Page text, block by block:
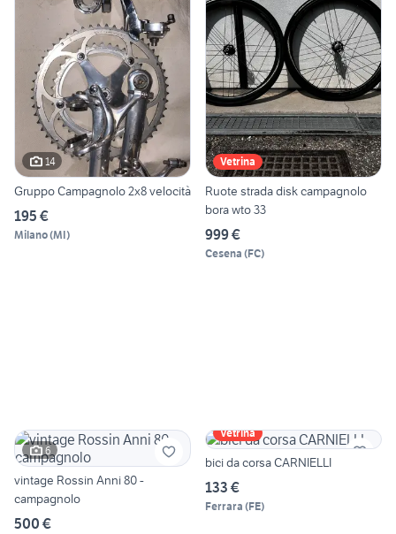
14
Gruppo Campagnolo 2x8 velocità
195 €
Milano(MI)
Vetrina
Ruote strada disk campagnolo
bora wto 33
999 €
Cesena (FC)
6
vintage Rossin Anni 80 -
campagnolo
500 €
Vetrina
bici da corsa CARNIELLI
133 €
Ferrara (FE)